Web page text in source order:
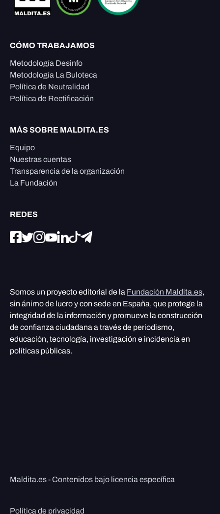
CÓMO TRABAJAMOS
Metodología Desinfo
Metodología La Buloteca
Política de Neutralidad
Política de Rectificación
MÁS SOBRE MALDITA.ES
Equipo
Nuestras cuentas
Transparencia de la organización
La Fundación
REDES
Somos un proyecto editorial de la Fundación Maldita.es,
sin ánimo de lucro y con sede en España, que protege la
integridad de la información y promueve la construcción
de confianza ciudadana a través de periodismo,
educación, tecnología, investigación e incidencia en
políticas públicas.
Maldita.es - Contenidos bajo licencia específica
Política de privacidad